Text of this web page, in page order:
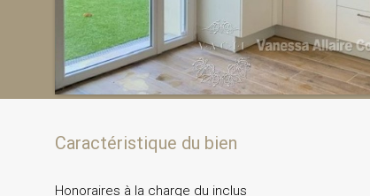
Caractéristique du bien
Honoraires à la charge du inclus